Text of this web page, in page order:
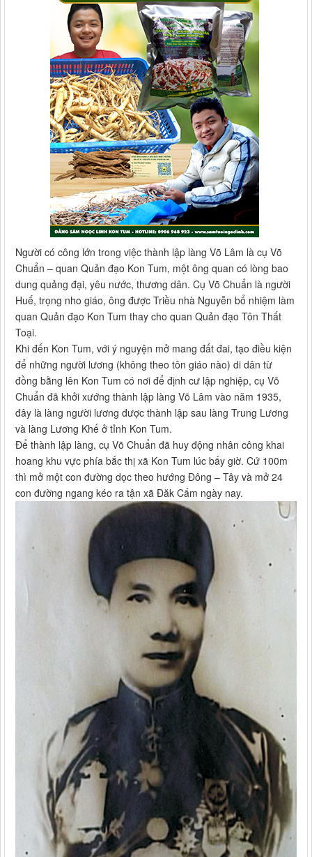
Người có công lớn trong việc thành lập làng Võ Lâm là cụ Võ
Chuẩn – quan Quản đạo Kon Tum, một ông quan có lòng bao
dung quảng đại, yêu nước, thương dân. Cụ Võ Chuẩn là người
Huế, trọng nho giáo, ông được Triều nhà Nguyễn bổ nhiệm làm
quan Quản đạo Kon Tum thay cho quan Quản đạo Tôn Thất
Toại.
Khi đến Kon Tum, với ý nguyện mở mang đất đai, tạo điều kiện
để những người lương (không theo tôn giáo nào) di dân từ
đồng bằng lên Kon Tum có nơi để định cư lập nghiệp, cụ Võ
Chuẩn đã khởi xướng thành lập làng Võ Lâm vào năm 1935,
đây là làng người lương được thành lập sau làng Trung Lương
và làng Lương Khế ở tỉnh Kon Tum.
Để thành lập làng, cụ Võ Chuẩn đã huy động nhân công khai
hoang khu vực phía bắc thị xã Kon Tum lúc bấy giờ. Cứ 100m
thì mở một con đường dọc theo hướng Đông – Tây và mở 24
con đường ngang kéo ra tận xã Đăk Cấm ngày nay.